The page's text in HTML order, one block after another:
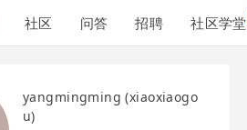
社区 问答 招聘 社区学堂
yangmingming (xiaoxiaogo
u)